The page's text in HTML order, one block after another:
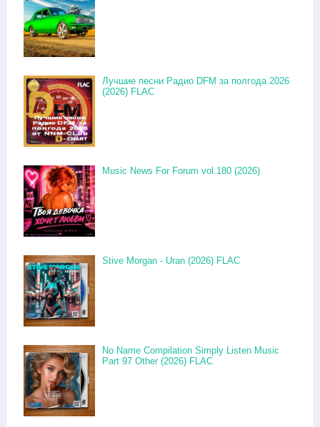
Лучшие песни Радио DFM за полгода 2026
(2026) FLAC
Music News For Forum vol.180 (2026)
Stive Morgan - Uran (2026) FLAC
No Name Compilation Simply Listen Music
Part 97 Other (2026) FLAC